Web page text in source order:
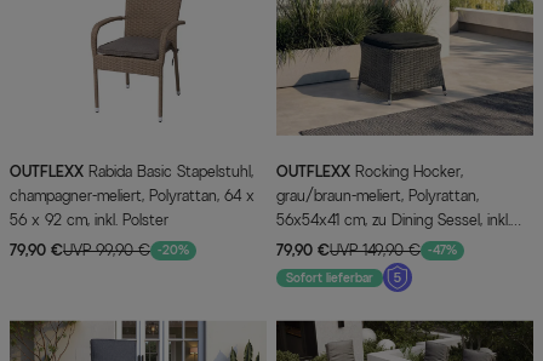
OUTFLEXX
champagner-meliert, Polyrattan, 64 x
56 x 92 cm, inkl. Polster
79,90 €UVP 99,90 € -20%
OUTFLEXX
grau/braun-meliert, Polyrattan,
56x54x41 cm, zu Dining Sessel, inkl.
Polster
79,90 €UVP 149,90 € -47%
Sofort lieferbar